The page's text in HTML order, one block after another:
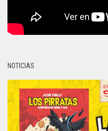
NOTICIAS